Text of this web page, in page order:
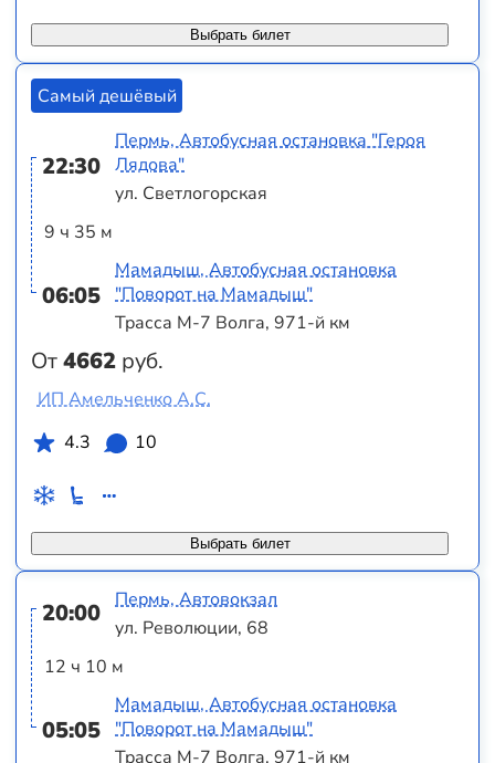
Выбрать билет
Самый дешёвый
22:30
9 ч 35 м
06:05
От4662 руб.
Пермь, Автобусная остановка "Героя
Лядова"
ул. Светлогорская
Мамадыш, Автобусная остановка
"Поворот на Мамадыш"
Трасса М-7 Волга, 971-й км
Выбрать билет
ИП Амельченко А.С.
4.3
10
20:00
12 ч 10 м
05:05
Пермь, Автовокзал
ул. Революции, 68
Мамадыш, Автобусная остановка
"Поворот на Мамадыш"
Трасса М-7 Волга, 971-й км